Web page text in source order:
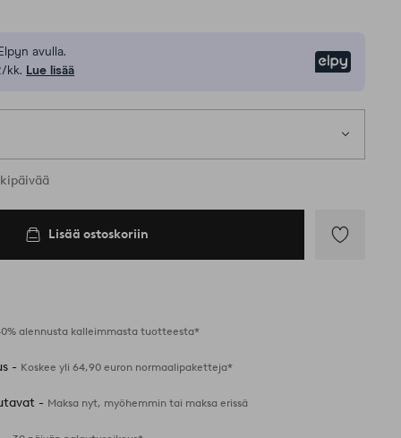
avulla.
kk. Lue lisää
koot
Lisää ostoskoriin
alennusta kalleimmasta tuotteesta*
- Koskee yli 64,90 euron normaalipaketteja*
- Maksa nyt, myöhemmin tai maksa erissä